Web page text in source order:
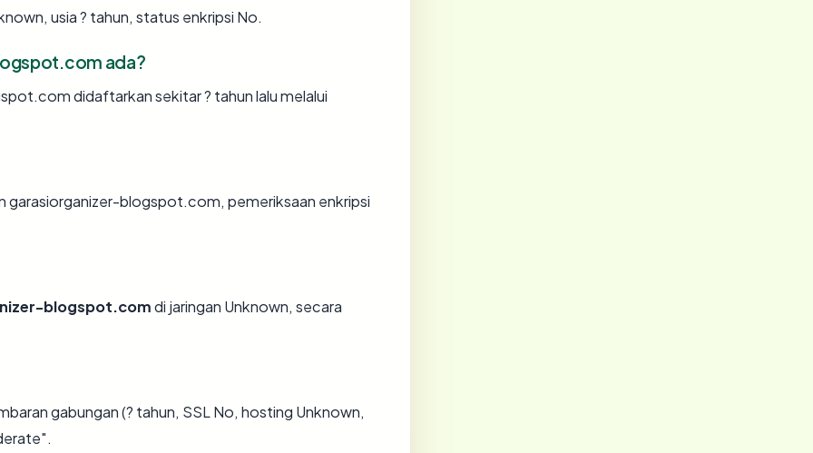
usia ? tahun, status enkripsi No.
ada?
didaftarkan sekitar ? tahun lalu melalui
garasiorganizer-blogspot.com, pemeriksaan enkripsi
blogspot.comdi jaringan Unknown, secara
gabungan (? tahun, SSL No, hosting Unknown,